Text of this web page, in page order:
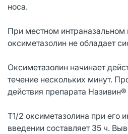
носа.
При местном интраназальном
оксиметазолин не обладает
Оксиметазолин начинает
течение нескольких минут.
действия препарата
T1/2 оксиметазолина при его
введении составляет 35 ч.